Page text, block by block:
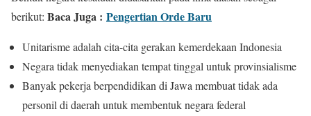
berikut: Baca Juga : Pengertian Orde Baru
Unitarisme adalah cita-cita gerakan kemerdekaan Indonesia
Negara tidak menyediakan tempat tinggal untuk provinsialisme
Banyak pekerja berpendidikan di Jawa membuat tidak ada
personil di daerah untuk membentuk negara federal